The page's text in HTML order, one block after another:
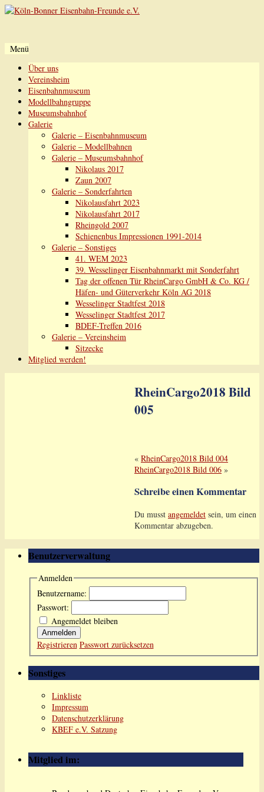
Menü
Zum
Inhalt
springen
Über uns
Vereinsheim
Eisenbahnmuseum
Modellbahngruppe
Museumsbahnhof
Galerie
Galerie – Eisenbahnmuseum
Galerie – Modellbahnen
Galerie – Museumsbahnhof
Nikolaus 2017
Zaun 2007
Galerie – Sonderfahrten
Nikolausfahrt 2023
Nikolausfahrt 2017
Rheingold 2007
Schienenbus Impressionen 1991-2014
Galerie – Sonstiges
41. WEM 2023
39. Wesselinger Eisenbahnmarkt mit Sonderfahrt
Tag der offenen Tür RheinCargo GmbH & Co. KG /
Häfen- und Güterverkehr Köln AG 2018
Wesselinger Stadtfest 2018
Wesselinger Stadtfest 2017
BDEF-Treffen 2016
Galerie – Vereinsheim
Sitzecke
Mitglied werden!
RheinCargo2018 Bild
005
« RheinCargo2018 Bild 004
RheinCargo2018 Bild 006 »
Schreibe einen Kommentar
Du musst angemeldet sein, um einen
Kommentar abzugeben.
Benutzerverwaltung
Anmelden
Benutzername:
Passwort:
Angemeldet bleiben
Anmelden
Registrieren Passwort zurücksetzen
Sonstiges
Linkliste
Impressum
Datenschutzerklärung
KBEF e.V. Satzung
Mitglied im: